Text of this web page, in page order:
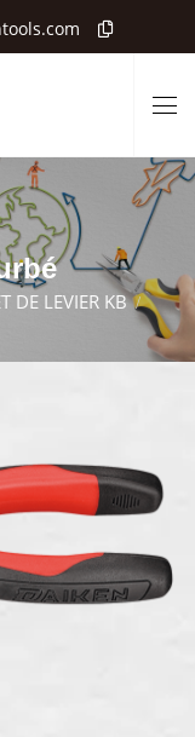
DE LEVIER KB